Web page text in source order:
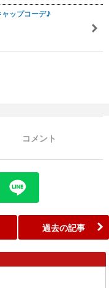
ャップコーデ♪
コメント
過去の記事